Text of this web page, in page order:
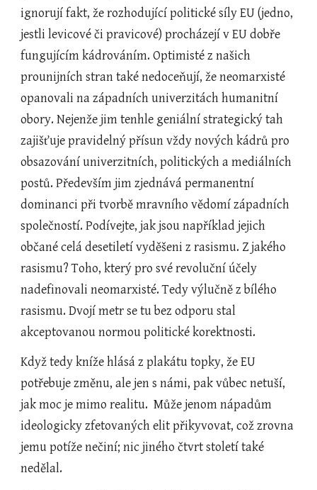
ignorují fakt, že rozhodující politické síly EU (jedno,
jestli levicové či pravicové) procházejí v EU dobře
fungujícím kádrováním. Optimisté z našich
prounijních stran také nedoceňují, že neomarxisté
opanovali na západních univerzitách humanitní
obory. Nejenže jim tenhle geniální strategický tah
zajišťuje pravidelný přísun vždy nových kádrů pro
obsazování univerzitních, politických a mediálních
postů. Především jim zjednává permanentní
dominanci při tvorbě mravního vědomí západních
společností. Podívejte, jak jsou například jejich
občané celá desetiletí vyděšeni z rasismu. Z jakého
rasismu? Toho, který pro své revoluční účely
nadefinovali neomarxisté. Tedy výlučně z bílého
rasismu. Dvojí metr se tu bez odporu stal
akceptovanou normou politické korektnosti.
Když tedy kníže hlásá z plakátu topky, že EU
potřebuje změnu, ale jen s námi, pak vůbec netuší,
jak moc je mimo realitu.  Může jenom nápadům
ideologicky zfetovaných elit přikyvovat, což zrovna
jemu potíže nečiní; nic jiného čtvrt století také
nedělal.